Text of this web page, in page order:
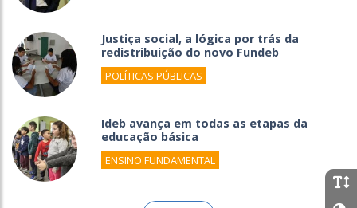
Justiça social, a lógica por trás da
redistribuição do novo Fundeb
POLÍTICAS PÚBLICAS
Ideb avança em todas as etapas da
educação básica
ENSINO FUNDAMENTAL